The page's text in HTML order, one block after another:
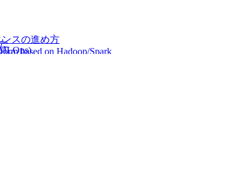
拾遺物語
Treasure Data のクエリのリネージを作ってみた
職所得の扱い
にレコメンド記事を表示する
スの進め方
based on Hadoop/Spark
toward Continuous Improvement
Treasure Data
machine learning model into production